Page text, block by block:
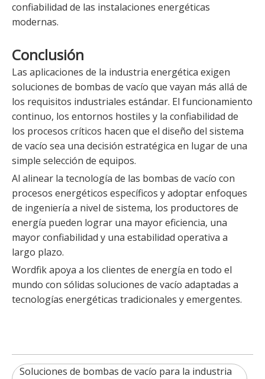
confiabilidad de las instalaciones energéticas
modernas.
Conclusión
Las aplicaciones de la industria energética exigen
soluciones de bombas de vacío que vayan más allá de
los requisitos industriales estándar. El funcionamiento
continuo, los entornos hostiles y la confiabilidad de
los procesos críticos hacen que el diseño del sistema
de vacío sea una decisión estratégica en lugar de una
simple selección de equipos.
Al alinear la tecnología de las bombas de vacío con
procesos energéticos específicos y adoptar enfoques
de ingeniería a nivel de sistema, los productores de
energía pueden lograr una mayor eficiencia, una
mayor confiabilidad y una estabilidad operativa a
largo plazo.
Wordfik apoya a los clientes de energía en todo el
mundo con sólidas soluciones de vacío adaptadas a
tecnologías energéticas tradicionales y emergentes.
Soluciones de bombas de vacío para la industria